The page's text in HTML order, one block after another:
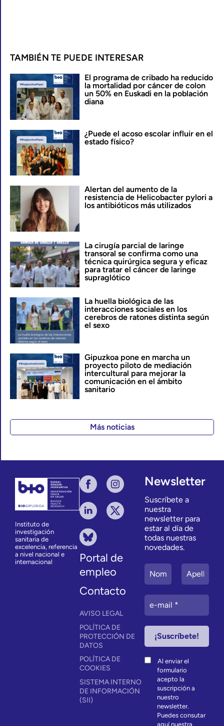
TAMBIÉN TE PUEDE INTERESAR
El programa de cribado ha reducido
la mortalidad por cáncer de colon
un 50% en Euskadi en la población
diana
¿Puede el acoso escolar influir en el
estado físico?
Alertan del aumento de la
resistencia de Helicobacter pylori a
los antibióticos más utilizados
La cirugía parcial de laringe
transoral se confirma como una
técnica quirúrgica segura y eficaz
para tratar el cáncer de laringe
supraglótico
La huella biológica de las
interacciones sociales en los
cerebros de ratones distinta según
el sexo
Gipuzkoa pone en marcha un
proyecto piloto de mediación
intercultural para mejorar la
comunicación en el ámbito
sanitario
Más noticias
Instituto de
investigación
sanitaria de
excelencia, referencia
a nivel nacional e
internacional
Portal de
empleo
Contacto
AVISO LEGAL
POLÍTICA DE
PROTECCIÓN DE
DATOS
POLÍTICA DE
COOKIES
SISTEMA INTERNO
DE INFORMACIÓN
(SII)
Newsletter
Suscríbete a
nuestra
newsletter para
estar al día de
todas nuestras
novedades.
Al enviar el
formulario
acepto la
suscripción a
nuestro
newsletter.
Puedes consutar
aquínuestra